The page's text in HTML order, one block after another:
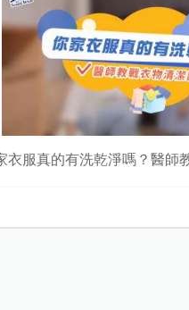
衣服真的有洗乾淨嗎？醫師